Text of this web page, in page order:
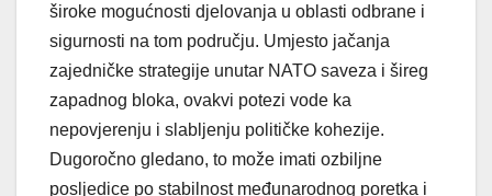
široke mogućnosti djelovanja u oblasti odbrane i
sigurnosti na tom području. Umjesto jačanja
zajedničke strategije unutar NATO saveza i šireg
zapadnog bloka, ovakvi potezi vode ka
nepovjerenju i slabljenju političke kohezije.
Dugoročno gledano, to može imati ozbiljne
posljedice po stabilnost međunarodnog poretka i